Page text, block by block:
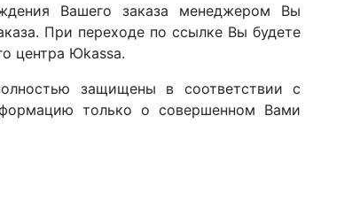
Вашего заказа менеджером Вы
При переходе по ссылке Вы будете
центра Юkassa.
защищены в соответствии с
только о совершенном Вами